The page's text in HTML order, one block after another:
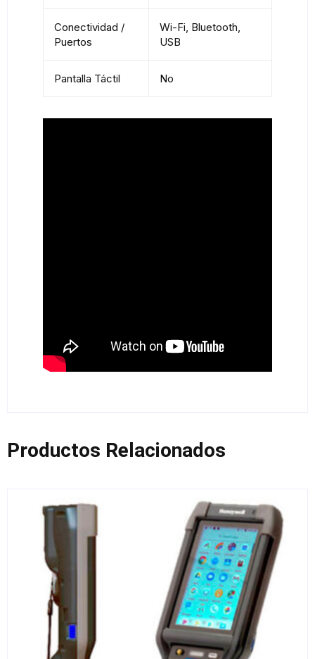
Conectividad /
Puertos
Wi-Fi, Bluetooth,
USB
Pantalla Táctil No
Productos Relacionados